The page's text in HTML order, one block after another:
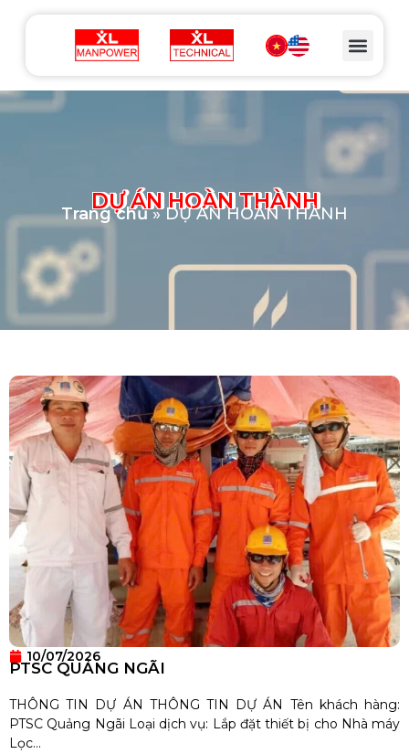
DỰ ÁN HOÀN THÀNH
Trang chủ»DỰ ÁN HOÀN THÀNH
10/07/2026
PTSC QUẢNG NGÃI
THÔNG TIN DỰ ÁN THÔNG TIN DỰ ÁN Tên khách hàng:
PTSC Quảng Ngãi Loại dịch vụ: Lắp đặt thiết bị cho Nhà máy
Lọc...